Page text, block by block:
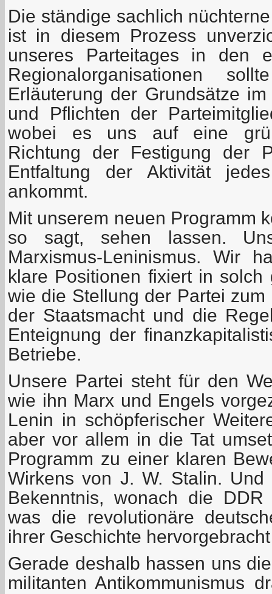
Die ständige sachlich
ist in diesem Prozess
unseres Parteitages in den
Regionalorganisationen
Erläuterung der Grundsätze
und Pflichten der
wobei es uns auf eine
Richtung der Festigung der
Entfaltung der Aktivität
ankommt.
Mit unserem neuen Programm
so sagt, sehen lassen.
Marxismus-Leninismus. Wir
klare Positionen fixiert in solch
wie die Stellung der Partei
der Staatsmacht und die
Enteignung der
Betriebe.
Unsere Partei steht für den
wie ihn Marx und Engels
Lenin in schöpferischer
aber vor allem in die Tat
Programm zu einer klaren
Wirkens von J. W. Stalin.
Bekenntnis, wonach die
was die revolutionäre
ihrer Geschichte
Gerade deshalb hassen uns
militanten Antikommunismus